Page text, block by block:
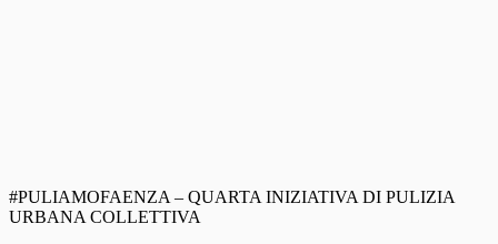
#PULIAMOFAENZA – QUARTA INIZIATIVA DI PULIZIA
URBANA COLLETTIVA